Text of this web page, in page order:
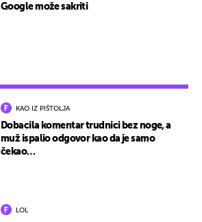
KAO IZ PIŠTOLJA
Dobacila komentar trudnici bez noge, a
muž ispalio odgovor kao da je samo
čekao…
LOL
Google može sakriti